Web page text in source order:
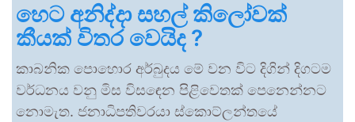
හෙට අනිද්දා සහල් කිලෝවක්
කීයක් විතර වෙයිද ?
කාබනික පොහොර අර්බුදය මේ වන විට දිගින් දිගටම
වර්ධනය වනු මිස විසඳෙන පිළිවෙතක් පෙනෙන්නට
නොමැත. ජනාධිපතිවරයා ස්කොට්ලන්තයේ